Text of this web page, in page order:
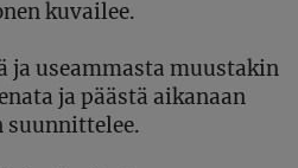
kuvailee.
ja useammasta muustakin
ja päästä aikanaan